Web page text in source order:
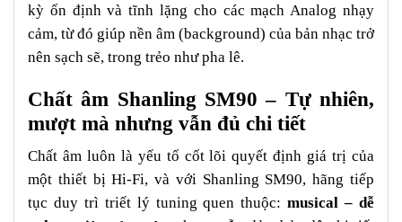
kỳ ổn định và tĩnh lặng cho các mạch Analog nhạy
cảm, từ đó giúp nền âm (background) của bản nhạc trở
nên sạch sẽ, trong trẻo như pha lê.
Chất âm Shanling SM90 – Tự nhiên,
mượt mà nhưng vẫn đủ chi tiết
Chất âm luôn là yếu tố cốt lõi quyết định giá trị của
một thiết bị Hi-Fi, và với Shanling SM90, hãng tiếp
tục duy trì triết lý tuning quen thuộc:musical – dễ